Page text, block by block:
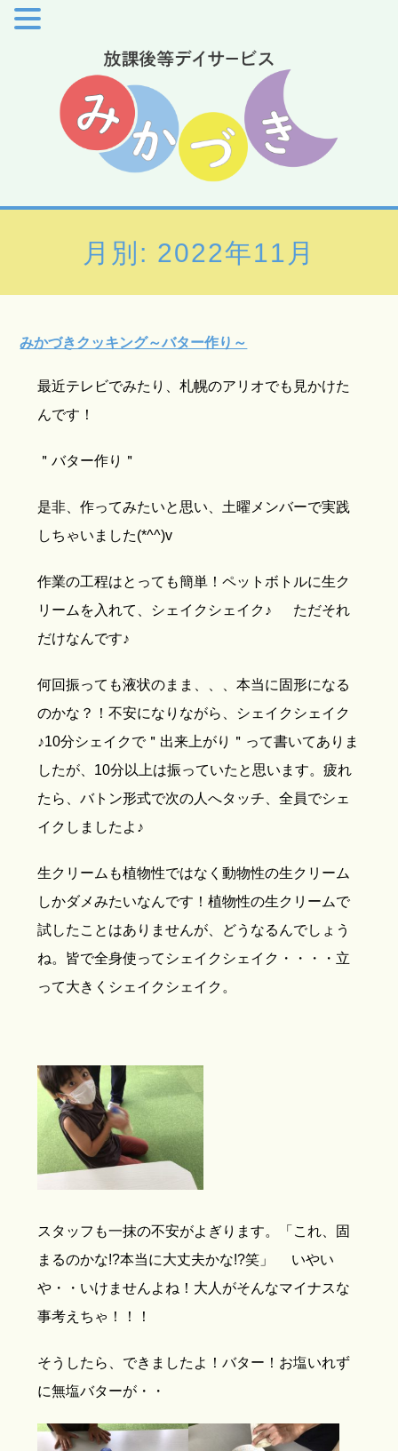
月別: 2022年11月
みかづきクッキング～バター作り～
最近テレビでみたり、札幌のアリオでも見かけた
んです！
＂バター作り＂
是非、作ってみたいと思い、土曜メンバーで実践
しちゃいました(*^^)v
作業の工程はとっても簡単！ペットボトルに生ク
リームを入れて、シェイクシェイク♪ ただそれ
だけなんです♪
何回振っても液状のまま、、、本当に固形になる
のかな？！不安になりながら、シェイクシェイク
♪10分シェイクで＂出来上がり＂って書いてありま
したが、10分以上は振っていたと思います。疲れ
たら、バトン形式で次の人へタッチ、全員でシェ
イクしましたよ♪
生クリームも植物性ではなく動物性の生クリーム
しかダメみたいなんです！植物性の生クリームで
試したことはありませんが、どうなるんでしょう
ね。皆で全身使ってシェイクシェイク・・・・立
って大きくシェイクシェイク。
スタッフも一抹の不安がよぎります。「これ、固
まるのかな!?本当に大丈夫かな!?笑」 いやい
や・・いけませんよね！大人がそんなマイナスな
事考えちゃ！！！
そうしたら、できましたよ！バター！お塩いれず
に無塩バターが・・